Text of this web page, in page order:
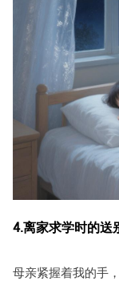
4.离家求学时的送
母亲紧握着我的手